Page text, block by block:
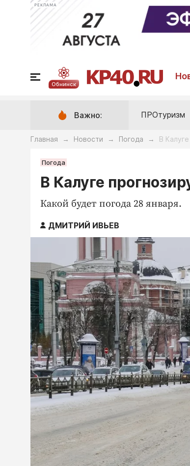
РЕКЛАМА
Обнинск
Важно: ПРОтуризм
Главная → Новости → Погода → В
Погода
В Калуге
Какой будет погода 28 января.
ДМИТРИЙ ИВЬЕВ